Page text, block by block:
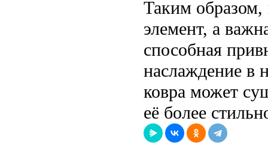
Таким образом,
элемент, а
способная
наслаждение в
ковра может
её более